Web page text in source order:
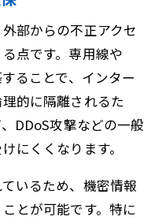
部からの不正アクセ
点です。専用線や
ることで、インター
的に隔離されるた
DDoS攻撃などの一般
にくくなります。
いるため、機密情報
とが可能です。特に